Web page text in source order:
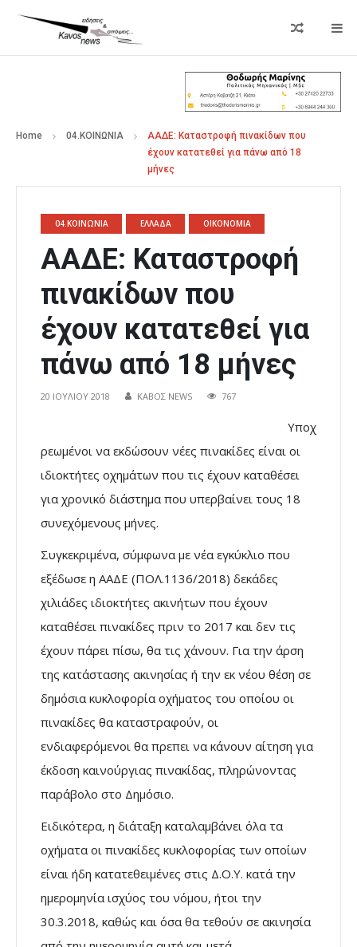
Home 04.ΚΟΙΝΩΝΙΑ
ΑΑΔΕ: Καταστροφή πινακίδων που
έχουν κατατεθεί για πάνω από 18
μήνες
04.ΚΟΙΝΩΝΙΑ ΕΛΛΑΔΑ ΟΙΚΟΝΟΜΙΑ
ΑΑΔΕ: Καταστροφή
πινακίδων που
έχουν κατατεθεί για
πάνω από 18 μήνες
20 ΙΟΥΛΊΟΥ 2018 ΚΑΒΟΣ NEWS 767
Υποχ
ρεωμένοι να εκδώσουν νέες πινακίδες είναι οι
ιδιοκτήτες οχημάτων που τις έχουν καταθέσει
για χρονικό διάστημα που υπερβαίνει τους 18
συνεχόμενους μήνες.
Συγκεκριμένα, σύμφωνα με νέα εγκύκλιο που
εξέδωσε η ΑΑΔΕ (ΠΟΛ.1136/2018) δεκάδες
χιλιάδες ιδιοκτήτες ακινήτων που έχουν
καταθέσει πινακίδες πριν το 2017 και δεν τις
έχουν πάρει πίσω, θα τις χάνουν. Για την άρση
της κατάστασης ακινησίας ή την εκ νέου θέση σε
δημόσια κυκλοφορία οχήματος του οποίου οι
πινακίδες θα καταστραφούν, οι
ενδιαφερόμενοι θα πρεπει να κάνουν αίτηση για
έκδοση καινούργιας πινακίδας, πληρώνοντας
παράβολο στο Δημόσιο.
Ειδικότερα, η διάταξη καταλαμβάνει όλα τα
οχήματα οι πινακίδες κυκλοφορίας των οποίων
είναι ήδη κατατεθειμένες στις Δ.Ο.Υ. κατά την
ημερομηνία ισχύος του νόμου, ήτοι την
30.3.2018, καθώς και όσα θα τεθούν σε ακινησία